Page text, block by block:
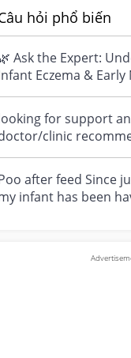
hỏi phổ biến
Ask the Expert:
Eczema &
questions about
for support
clinic
medical abortion
after feed Since
infant has been